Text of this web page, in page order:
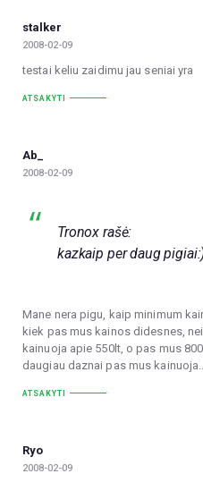
stalker
2008-02-09
testai keliu zaidimu jau seniai yra
ATSAKYTI
Ab_
2008-02-09
Tronox rašė:
kazkaip per daug
Mane nera pigu, kaip minimum
kiek pas mus kainos didesnes,
kainuoja apie 550lt, o pas mus
daugiau daznai pas mus kainuoja..
ATSAKYTI
Ryo
2008-02-09